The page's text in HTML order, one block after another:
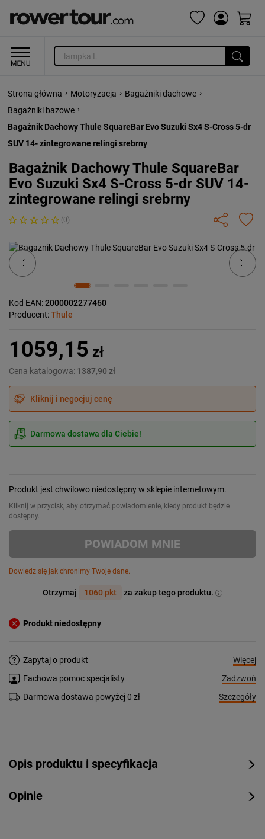
Strona główna › Motoryzacja › Bagażniki dachowe ›
Bagażniki bazowe ›
Bagażnik Dachowy Thule SquareBar Evo Suzuki Sx4 S-Cross 5-dr
SUV 14- zintegrowane relingi srebrny
Bagażnik Dachowy Thule SquareBar
Evo Suzuki Sx4 S-Cross 5-dr SUV 14-
zintegrowane relingi srebrny
(0)
Previous Next
Kod EAN:2000002277460
Producent:Thule
1059,15 zł
Cena katalogowa: 1387,90 zł
Kliknij i negocjuj cenę
Darmowa dostawa dla Ciebie!
Produkt jest chwilowo niedostępny w sklepie internetowym.
Kliknij w przycisk, aby otrzymać powiadomienie, kiedy produkt będzie
dostępny.
POWIADOM MNIE
Dowiedz się jak chronimy Twoje dane.
Otrzymaj 1060 pkt za zakup tego produktu.
Produkt niedostępny
Zapytaj o produkt
Więcej
Fachowa pomoc specjalisty
Zadzwoń
Darmowa dostawa powyżej 0 zł
Szczegóły
Opis produktu i specyfikacja
Opinie